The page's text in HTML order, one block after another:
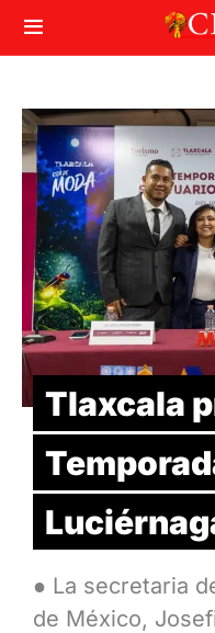
Tlaxcala
● La secretaria
de México,